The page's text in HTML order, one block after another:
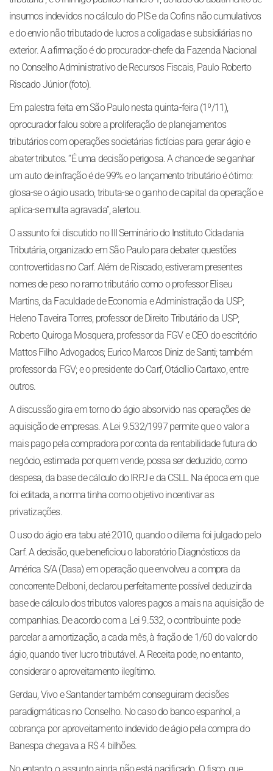
insumos indevidos no cálculo do PIS e da Cofins não cumulativos
e do envio não tributado de lucros a coligadas e subsidiárias no
exterior. A afirmação é do procurador-chefe da Fazenda Nacional
no Conselho Administrativo de Recursos Fiscais, Paulo Roberto
Riscado Júnior (foto).
Em palestra feita em São Paulo nesta quinta-feira (1º/11),
oprocurador falou sobre a proliferação de planejamentos
tributários com operações societárias fictícias para gerar ágio e
abater tributos. “É uma decisão perigosa. A chance de se ganhar
um auto de infração é de 99% e o lançamento tributário é ótimo:
glosa-se o ágio usado, tributa-se o ganho de capital da operação e
aplica-se multa agravada”, alertou.
O assunto foi discutido no III Seminário do Instituto Cidadania
Tributária, organizado em São Paulo para debater questões
controvertidas no Carf. Além de Riscado, estiveram presentes
nomes de peso no ramo tributário como o professor Eliseu
Martins, da Faculdade de Economia e Administração da USP;
Heleno Taveira Torres, professor de Direito Tributário da USP;
Roberto Quiroga Mosquera, professor da FGV e CEO do escritório
Mattos Filho Advogados; Eurico Marcos Diniz de Santi; também
professor da FGV; e o presidente do Carf, Otácílio Cartaxo, entre
outros.
A discussão gira em torno do ágio absorvido nas operações de
aquisição de empresas. A Lei 9.532/1997 permite que o valor a
mais pago pela compradora por conta da rentabilidade futura do
negócio, estimada por quem vende, possa ser deduzido, como
despesa, da base de cálculo do IRPJ e da CSLL. Na época em que
foi editada, a norma tinha como objetivo incentivar as
privatizações.
O uso do ágio era tabu até 2010, quando o dilema foi julgado pelo
Carf. A decisão, que beneficiou o laboratório Diagnósticos da
América S/A (Dasa) em operação que envolveu a compra da
concorrente Delboni, declarou perfeitamente possível deduzir da
base de cálculo dos tributos valores pagos a mais na aquisição de
companhias. De acordo com a Lei 9.532, o contribuinte pode
parcelar a amortização, a cada mês, à fração de 1/60 do valor do
ágio, quando tiver lucro tributável. A Receita pode, no entanto,
considerar o aproveitamento ilegítimo.
Gerdau, Vivo e Santander também conseguiram decisões
paradigmáticas no Conselho. No caso do banco espanhol, a
cobrança por aproveitamento indevido de ágio pela compra do
Banespa chegava a R$ 4 bilhões.